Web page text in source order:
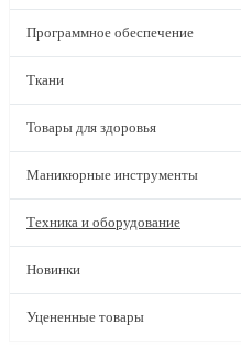
Программное обеспечение
Ткани
Товары для здоровья
Маникюрные инструменты
Техника и оборудование
Новинки
Уцененные товары